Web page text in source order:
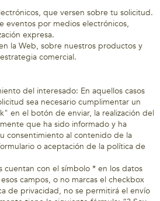
que versen sobre tu solicitud.
eventos por medios electrónicos,
expresa.
la Web, sobre nuestros productos y
comercial.
del interesado: En aquellos casos
sea necesario cumplimentar un
en el botón de enviar, la realización del
que ha sido informado y ha
consentimiento al contenido de la
o aceptación de la política de
cuentan con el símbolo * en los datos
campos, o no marcas el checkbox
de privacidad, no se permitirá el envío